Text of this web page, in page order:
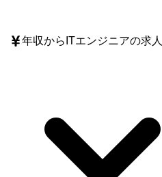
年収からITエンジニアの求